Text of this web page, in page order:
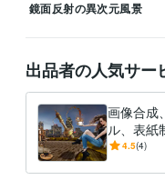
鏡面反射の異次元風景
出品者の人気サー
画像合成
ル、表紙
ュールで
4.5(4)